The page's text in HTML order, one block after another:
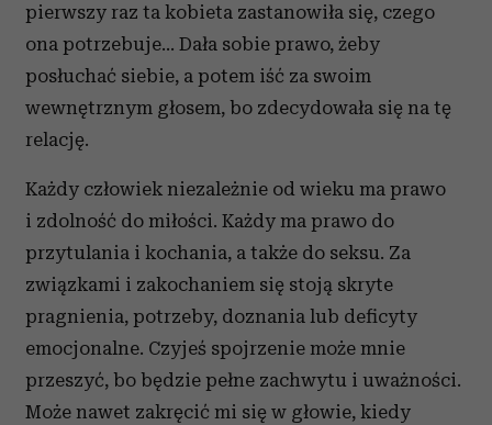
pierwszy raz ta kobieta zastanowiła się, czego
ona potrzebuje... Dała sobie prawo, żeby
posłuchać siebie, a potem iść za swoim
wewnętrznym głosem, bo zdecydowała się na tę
relację.
Każdy człowiek niezależnie od wieku ma prawo
i zdolność do miłości. Każdy ma prawo do
przytulania i kochania, a także do seksu. Za
związkami i zakochaniem się stoją skryte
pragnienia, potrzeby, doznania lub deficyty
emocjonalne. Czyjeś spojrzenie może mnie
przeszyć, bo będzie pełne zachwytu i uważności.
Może nawet zakręcić mi się w głowie, kiedy